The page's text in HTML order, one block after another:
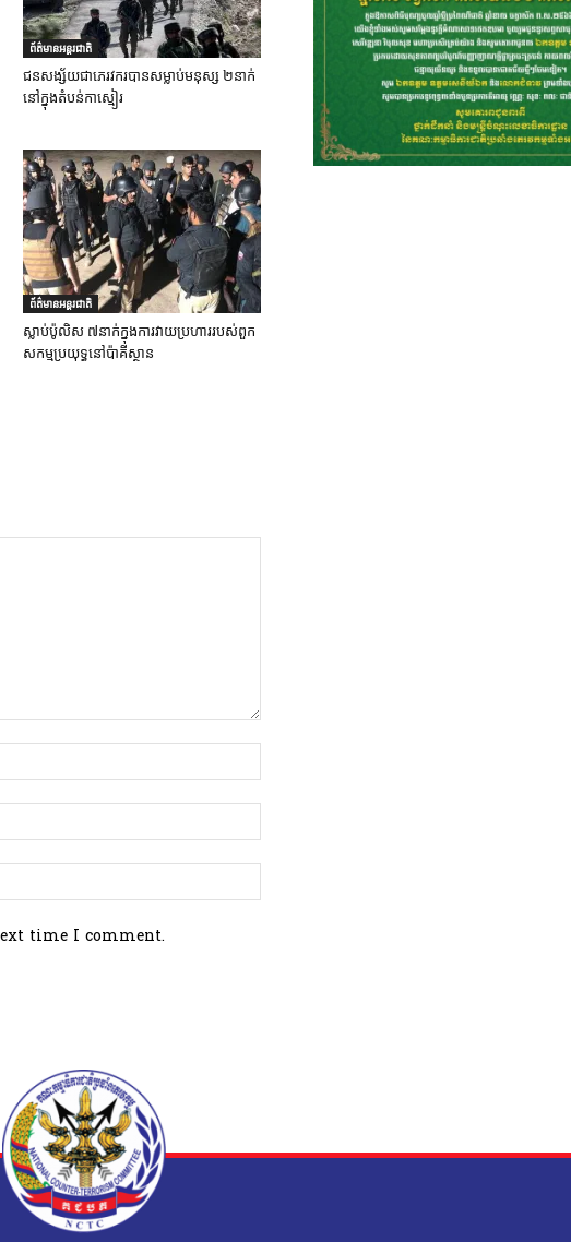
ព័ត៌មានអន្តរជាតិ
ជនសង្ស័យជាភេរវករបានសម្លាប់មនុស្ស ២នាក់
នៅក្នុងតំបន់កាស្មៀរ
ព័ត៌មានអន្តរជាតិ
ស្លាប់ប៉ូលិស ៧នាក់ក្នុងការវាយប្រហាររបស់ពួក
សកម្មប្រយុទ្ធនៅប៉ាគីស្ថាន
time I comment.